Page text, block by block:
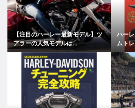
【注目のハーレー最新モデル】ツ
アラーの人気モデルは...
ハー
ムト